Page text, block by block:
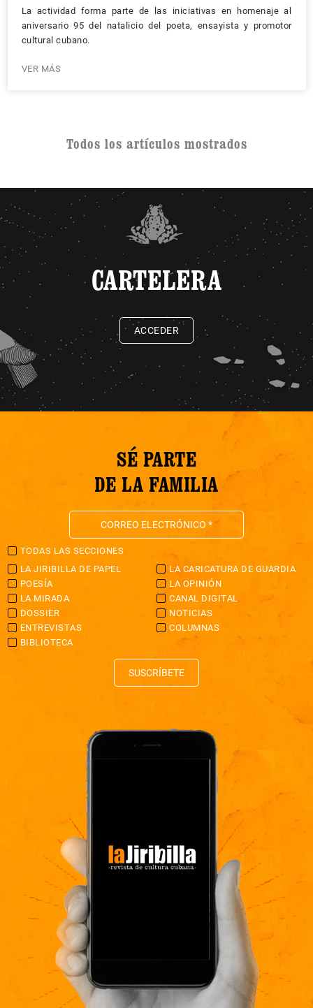
La actividad forma parte de las iniciativas en homenaje al
aniversario 95 del natalicio del poeta, ensayista y promotor
cultural cubano.
VER MÁS
Todos los artículos mostrados
CARTELERA
ACCEDER
SÉ PARTE
DE LA FAMILIA
TODAS LAS SECCIONES
LA JIRIBILLA DE PAPEL
LA CARICATURA DE GUARDIA
POESÍA
LA OPINIÓN
LA MIRADA
CANAL DIGITAL
DOSSIER
NOTICIAS
ENTREVISTAS
COLUMNAS
BIBLIOTECA
SUSCRÍBETE